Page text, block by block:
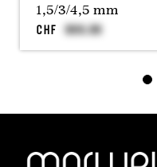
1,5/3/4,5 mm
CHF